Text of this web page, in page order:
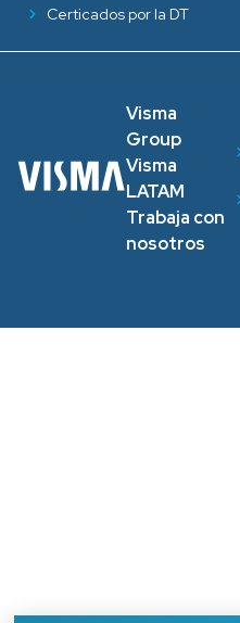
Certicados por la DT
Visma
Group
Visma
LATAM
Trabaja con
nosotros